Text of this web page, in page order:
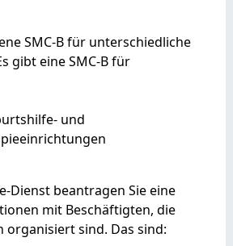
SMC-B für unterschiedliche
gibt eine SMC-B für
und
Dienst beantragen Sie eine
mit Beschäftigten, die
organisiert sind. Das sind: